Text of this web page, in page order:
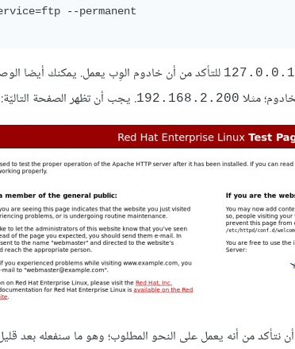
--permanent
127.0.0.1 للتأكد من أن خادوم الوِب يعمل. يمكنك أيضا
192.168.2.200. يجب أن تظهر الصفحة التاليّة: